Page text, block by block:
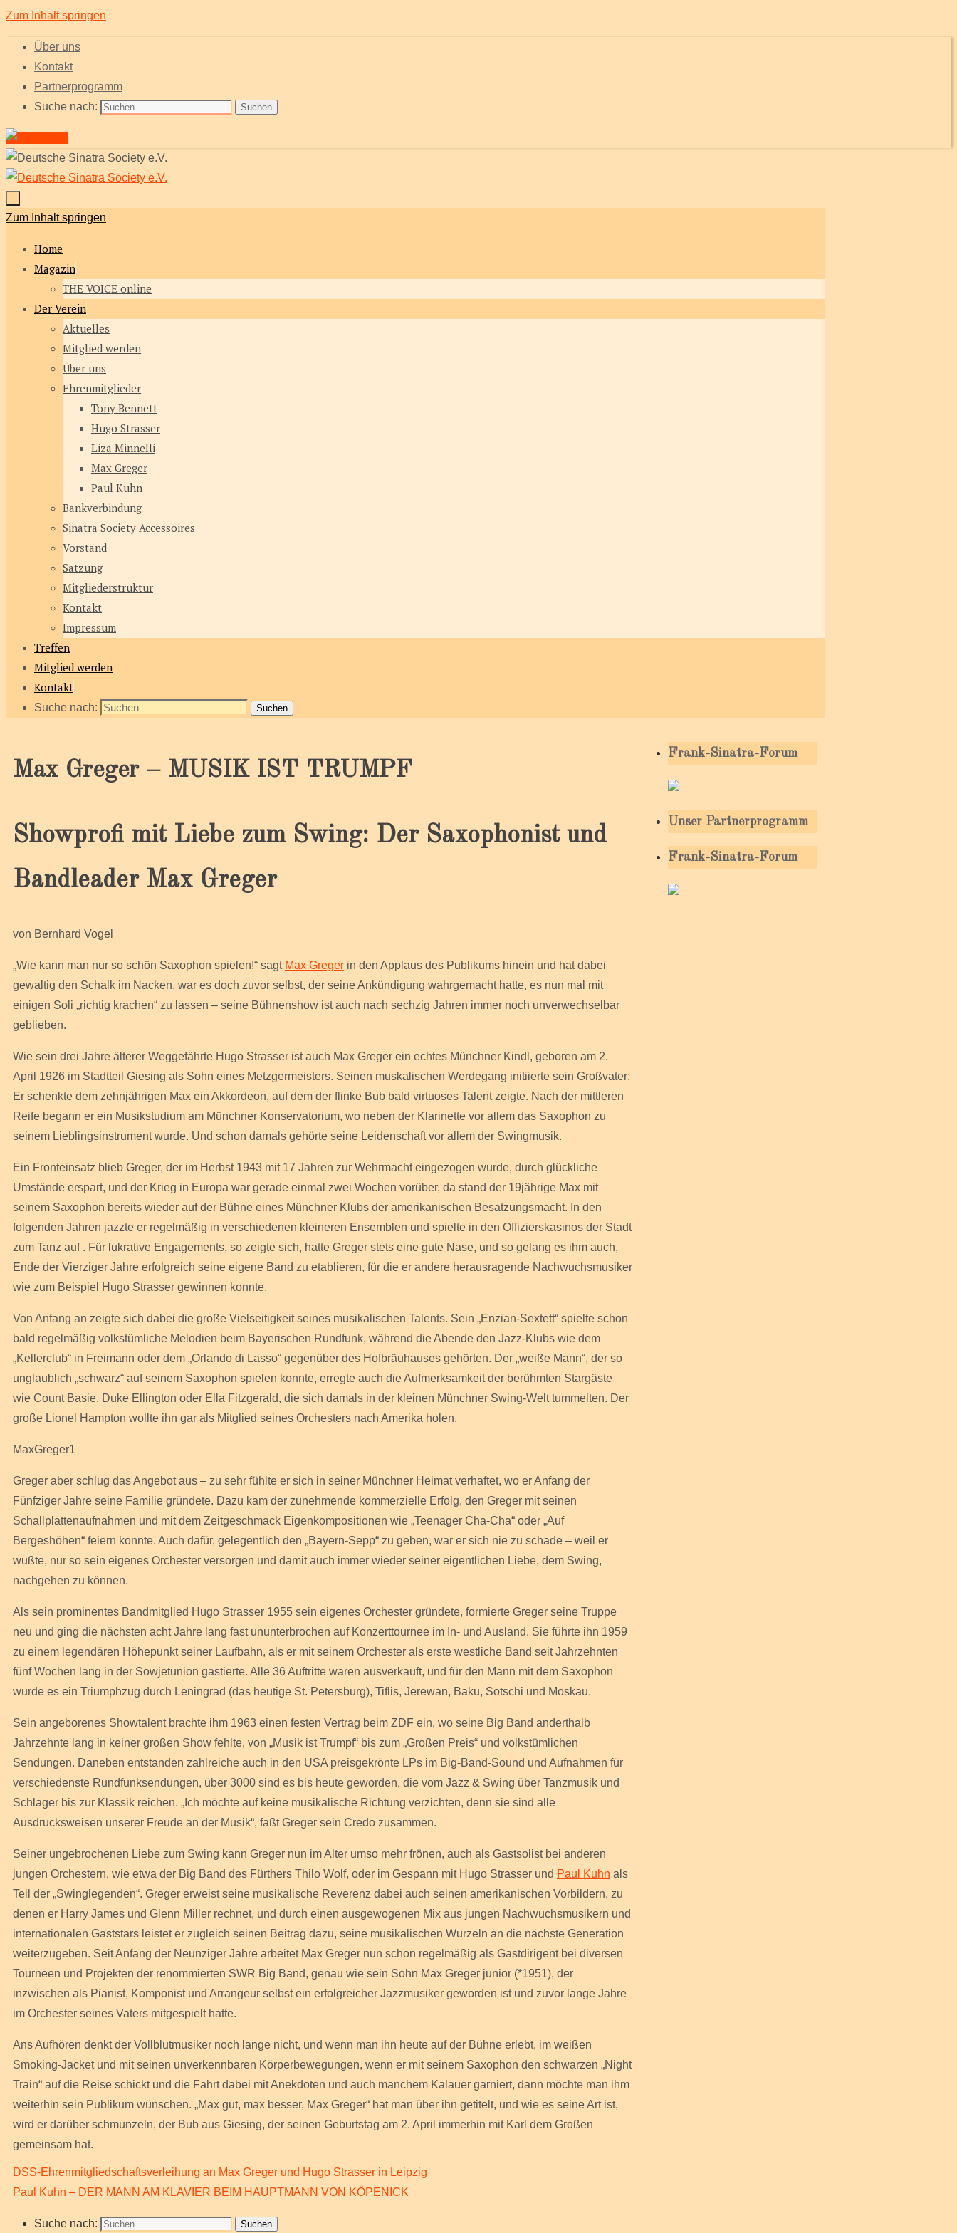
Zum Inhalt springen
Über uns
Kontakt
Partnerprogramm
Suche nach:
Suchen
Zum Inhalt springen
Home
Magazin
THE VOICE online
Der Verein
Aktuelles
Mitglied werden
Über uns
Ehrenmitglieder
Tony Bennett
Hugo Strasser
Liza Minnelli
Max Greger
Paul Kuhn
Bankverbindung
Sinatra Society Accessoires
Vorstand
Satzung
Mitgliederstruktur
Kontakt
Impressum
Treffen
Mitglied werden
Kontakt
Suche nach: Suchen
Max Greger – MUSIK IST TRUMPF
Showprofi mit Liebe zum Swing: Der Saxophonist und
Bandleader Max Greger
von Bernhard Vogel
„Wie kann man nur so schön Saxophon spielen!“ sagt Max Greger in den Applaus des Publikums hinein und hat dabei
gewaltig den Schalk im Nacken, war es doch zuvor selbst, der seine Ankündigung wahrgemacht hatte, es nun mal mit
einigen Soli „richtig krachen“ zu lassen – seine Bühnenshow ist auch nach sechzig Jahren immer noch unverwechselbar
geblieben.
Wie sein drei Jahre älterer Weggefährte Hugo Strasser ist auch Max Greger ein echtes Münchner Kindl, geboren am 2.
April 1926 im Stadtteil Giesing als Sohn eines Metzgermeisters. Seinen muskalischen Werdegang initiierte sein Großvater:
Er schenkte dem zehnjährigen Max ein Akkordeon, auf dem der flinke Bub bald virtuoses Talent zeigte. Nach der mittleren
Reife begann er ein Musikstudium am Münchner Konservatorium, wo neben der Klarinette vor allem das Saxophon zu
seinem Lieblingsinstrument wurde. Und schon damals gehörte seine Leidenschaft vor allem der Swingmusik.
Ein Fronteinsatz blieb Greger, der im Herbst 1943 mit 17 Jahren zur Wehrmacht eingezogen wurde, durch glückliche
Umstände erspart, und der Krieg in Europa war gerade einmal zwei Wochen vorüber, da stand der 19jährige Max mit
seinem Saxophon bereits wieder auf der Bühne eines Münchner Klubs der amerikanischen Besatzungsmacht. In den
folgenden Jahren jazzte er regelmäßig in verschiedenen kleineren Ensemblen und spielte in den Offizierskasinos der Stadt
zum Tanz auf . Für lukrative Engagements, so zeigte sich, hatte Greger stets eine gute Nase, und so gelang es ihm auch,
Ende der Vierziger Jahre erfolgreich seine eigene Band zu etablieren, für die er andere herausragende Nachwuchsmusiker
wie zum Beispiel Hugo Strasser gewinnen konnte.
Von Anfang an zeigte sich dabei die große Vielseitigkeit seines musikalischen Talents. Sein „Enzian-Sextett“ spielte schon
bald regelmäßig volkstümliche Melodien beim Bayerischen Rundfunk, während die Abende den Jazz-Klubs wie dem
„Kellerclub“ in Freimann oder dem „Orlando di Lasso“ gegenüber des Hofbräuhauses gehörten. Der „weiße Mann“, der so
unglaublich „schwarz“ auf seinem Saxophon spielen konnte, erregte auch die Aufmerksamkeit der berühmten Stargäste
wie Count Basie, Duke Ellington oder Ella Fitzgerald, die sich damals in der kleinen Münchner Swing-Welt tummelten. Der
große Lionel Hampton wollte ihn gar als Mitglied seines Orchesters nach Amerika holen.
MaxGreger1
Greger aber schlug das Angebot aus – zu sehr fühlte er sich in seiner Münchner Heimat verhaftet, wo er Anfang der
Fünfziger Jahre seine Familie gründete. Dazu kam der zunehmende kommerzielle Erfolg, den Greger mit seinen
Schallplattenaufnahmen und mit dem Zeitgeschmack Eigenkompositionen wie „Teenager Cha-Cha“ oder „Auf
Bergeshöhen“ feiern konnte. Auch dafür, gelegentlich den „Bayern-Sepp“ zu geben, war er sich nie zu schade – weil er
wußte, nur so sein eigenes Orchester versorgen und damit auch immer wieder seiner eigentlichen Liebe, dem Swing,
nachgehen zu können.
Als sein prominentes Bandmitglied Hugo Strasser 1955 sein eigenes Orchester gründete, formierte Greger seine Truppe
neu und ging die nächsten acht Jahre lang fast ununterbrochen auf Konzerttournee im In- und Ausland. Sie führte ihn 1959
zu einem legendären Höhepunkt seiner Laufbahn, als er mit seinem Orchester als erste westliche Band seit Jahrzehnten
fünf Wochen lang in der Sowjetunion gastierte. Alle 36 Auftritte waren ausverkauft, und für den Mann mit dem Saxophon
wurde es ein Triumphzug durch Leningrad (das heutige St. Petersburg), Tiflis, Jerewan, Baku, Sotschi und Moskau.
Sein angeborenes Showtalent brachte ihm 1963 einen festen Vertrag beim ZDF ein, wo seine Big Band anderthalb
Jahrzehnte lang in keiner großen Show fehlte, von „Musik ist Trumpf“ bis zum „Großen Preis“ und volkstümlichen
Sendungen. Daneben entstanden zahlreiche auch in den USA preisgekrönte LPs im Big-Band-Sound und Aufnahmen für
verschiedenste Rundfunksendungen, über 3000 sind es bis heute geworden, die vom Jazz & Swing über Tanzmusik und
Schlager bis zur Klassik reichen. „Ich möchte auf keine musikalische Richtung verzichten, denn sie sind alle
Ausdrucksweisen unserer Freude an der Musik“, faßt Greger sein Credo zusammen.
Seiner ungebrochenen Liebe zum Swing kann Greger nun im Alter umso mehr frönen, auch als Gastsolist bei anderen
jungen Orchestern, wie etwa der Big Band des Fürthers Thilo Wolf, oder im Gespann mit Hugo Strasser und Paul Kuhn als
Teil der „Swinglegenden“. Greger erweist seine musikalische Reverenz dabei auch seinen amerikanischen Vorbildern, zu
denen er Harry James und Glenn Miller rechnet, und durch einen ausgewogenen Mix aus jungen Nachwuchsmusikern und
internationalen Gaststars leistet er zugleich seinen Beitrag dazu, seine musikalischen Wurzeln an die nächste Generation
weiterzugeben. Seit Anfang der Neunziger Jahre arbeitet Max Greger nun schon regelmäßig als Gastdirigent bei diversen
Tourneen und Projekten der renommierten SWR Big Band, genau wie sein Sohn Max Greger junior (*1951), der
inzwischen als Pianist, Komponist und Arrangeur selbst ein erfolgreicher Jazzmusiker geworden ist und zuvor lange Jahre
im Orchester seines Vaters mitgespielt hatte.
Ans Aufhören denkt der Vollblutmusiker noch lange nicht, und wenn man ihn heute auf der Bühne erlebt, im weißen
Smoking-Jacket und mit seinen unverkennbaren Körperbewegungen, wenn er mit seinem Saxophon den schwarzen „Night
Train“ auf die Reise schickt und die Fahrt dabei mit Anekdoten und auch manchem Kalauer garniert, dann möchte man ihm
weiterhin sein Publikum wünschen. „Max gut, max besser, Max Greger“ hat man über ihn getitelt, und wie es seine Art ist,
wird er darüber schmunzeln, der Bub aus Giesing, der seinen Geburtstag am 2. April immerhin mit Karl dem Großen
gemeinsam hat.
DSS-Ehrenmitgliedschaftsverleihung an Max Greger und Hugo Strasser in Leipzig
Paul Kuhn – DER MANN AM KLAVIER BEIM HAUPTMANN VON KÖPENICK
Frank-Sinatra-Forum
Unser Partnerprogramm
Frank-Sinatra-Forum
Suche nach: Suchen